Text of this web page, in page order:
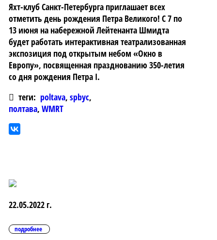
Яхт-клуб Санкт-Петербурга приглашает всех
отметить день рождения Петра Великого! С 7 по
13 июня на набережной Лейтенанта Шмидта
будет работать интерактивная театрализованная
экспозиция под открытым небом «Окно в
Европу», посвященная празднованию 350-летия
со дня рождения Петра I.
теги: poltava, spbyc,
полтава, WMRT
22.05.2022 г.
подробнее